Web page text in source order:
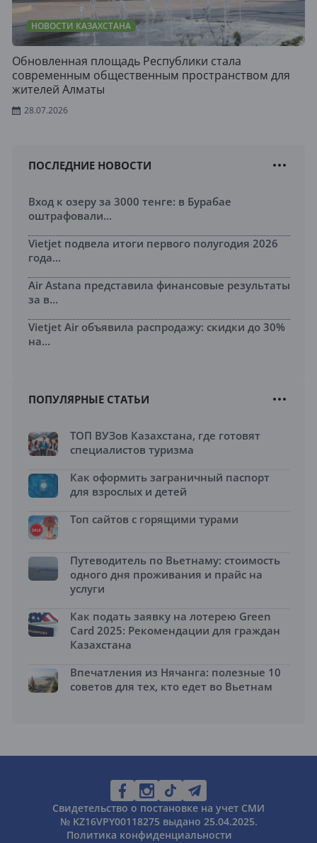
НОВОСТИ КАЗАХСТАНА
Обновленная площадь Республики стала
современным общественным пространством для
жителей Алматы
28.07.2026
ПОСЛЕДНИЕ НОВОСТИ
Вход к озеру за 3000 тенге: в Бурабае
оштрафовали...
Vietjet подвела итоги первого полугодия 2026
года...
Air Astana представила финансовые результаты
за в...
Vietjet Air объявила распродажу: скидки до 30%
на...
ПОПУЛЯРНЫЕ СТАТЬИ
ТОП ВУЗов Казахстана, где готовят
специалистов туризма
Как оформить заграничный паспорт
для взрослых и детей
Топ сайтов с горящими турами
Путеводитель по Вьетнаму: стоимость
одного дня проживания и прайс на
услуги
Как подать заявку на лотерею Green
Card 2025: Рекомендации для граждан
Казахстана
Впечатления из Нячанга: полезные 10
советов для тех, кто едет во Вьетнам
Свидетельство о постановке на учет СМИ
№ KZ16VPY00118275 выдано 25.04.2025.
Политика конфиденциальности